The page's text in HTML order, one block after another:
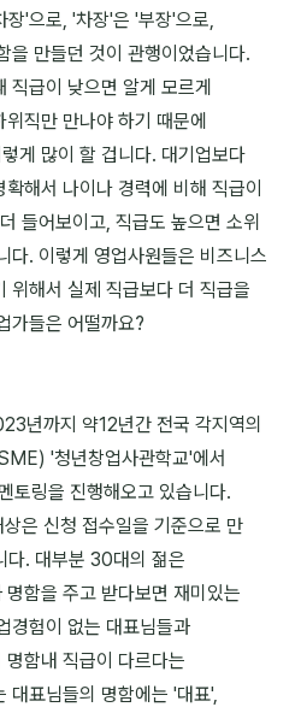
13
'으로, '차장'은 '부장'으로,
을 만들던 것이 관행이었습니다.
직급이 낮으면 알게 모르게
직만 만나야 하기 때문에
게 많이 할 겁니다. 대기업보다
해서 나이나 경력에 비해 직급이
들어보이고, 직급도 높으면 소위
다. 이렇게 영업사원들은 비즈니스
위해서 실제 직급보다 더 직급을
가들은 어떨까요?
년까지 약12년간 전국 각지역의
'청년창업사관학교'에서
토링을 진행해오고 있습니다.
은 신청 접수일을 기준으로 만
다. 대부분 30대의 젊은
함을 주고 받다보면 재미있는
경험이 없는 대표님들과
함내 직급이 다르다는
대표님들의 명함에는 '대표',